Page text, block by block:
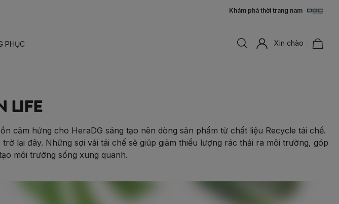
Khám phá thời trang nam
PHỤC Xin chào
LIFE
cảm hứng cho HeraDG sáng tạo nên dòng sản phẩm từ chất liệu Recycle tái chế.
lại đây. Những sợi vải tái chế sẽ giúp giảm thiểu lượng rác thải ra môi trường, góp
môi trường sống xung quanh.